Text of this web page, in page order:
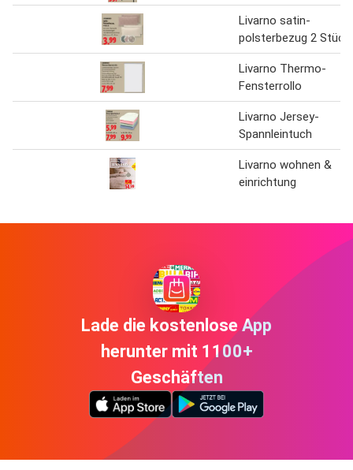
Livarno satin-
polsterbezug 2 Stück
Livarno Thermo-
Fensterrollo
Livarno Jersey-
Spannleintuch
Livarno wohnen &
einrichtung
Lade die kostenlose App
herunter mit 1100+
Geschäften